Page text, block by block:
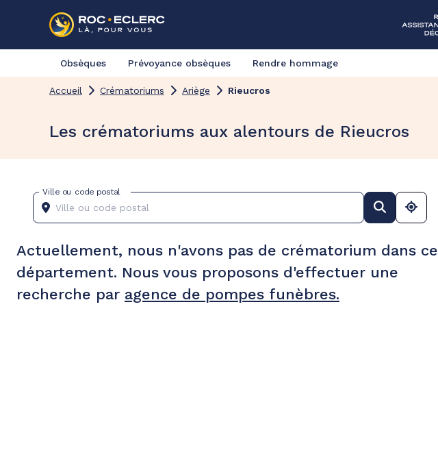
Obsèques Prévoyance obsèques Rendre hommage
Accueil Crématoriums Ariège Rieucros
Les crématoriums aux alentours de Rieucros
Ville ou code postal
Actuellement, nous n'avons pas de crématorium dans ce
département. Nous vous proposons d'effectuer une
recherche par agence de pompes funèbres.